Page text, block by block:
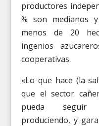
productores
% son medianos
menos de 20
ingenios
cooperativas.
«Lo que hace (la
que el sector
pueda seguir
produciendo, y